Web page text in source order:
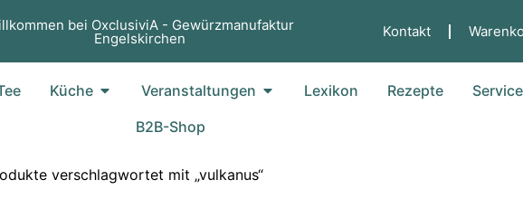
bei OxclusiviA - Gewürzmanufaktur
Engelskirchen Kontakt
Küche Öffne KücheVeranstaltungen Öffne Veranstaltungen
Lexikon Rezepte Service
B2B-Shop
verschlagwortet mit „vulkanus“